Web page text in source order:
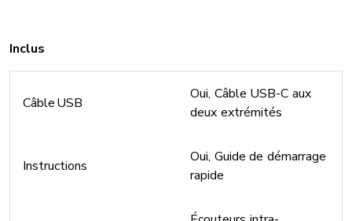
Inclus
Câble USB
Oui, Câble USB-C aux
deux extrémités
Instructions
Oui, Guide de démarrage
rapide